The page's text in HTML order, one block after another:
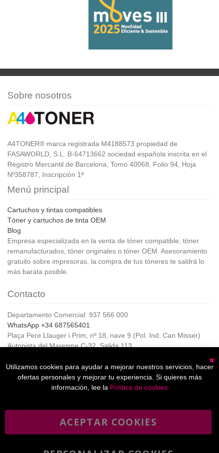
Sobre nosotros
A4TONER® marca registrada M4188573 propiedad de
FASAWORLD, S.L. B-64713662 sociedad española inscrita en el
Registro Mercantil de Barcelona, Tomo 40068, Folio 94, Hoja
Nº358787, Inscripción 1ª
Menú principal
Cartuchos y tintas compatibles
Tóner y cartuchos de tinta OEM
Blog
Empresa especializada en la venta de tóner compatible, tóner
remanufacturados, tóner originales o tóner OEM. Asesoramiento
gratuito sobre impresoras, la compra de tus tóneres te saldrá lo
más barata posible.
Contacto
Departamento Comercial: 937 566 000
WhatsApp +34 687565401
Plaça Pere Llauger i Prim, nº 18, nave 9 (Pol. Ind. Can Misser)
Autopista del Maresme C-32, Salida 113
Horario de Atención al cliente:
De lunes a jueves de 8:00 a 17:00,
Viernes de 8:00 a 15:00
informativo
Utilizamos cookies para ayudar a mejorar nuestros servicios, hacer
ofertas personales y mejorar tu experiencia. Si quieres más
información, lee la Política de cookies
ACEPTAR COOKIES